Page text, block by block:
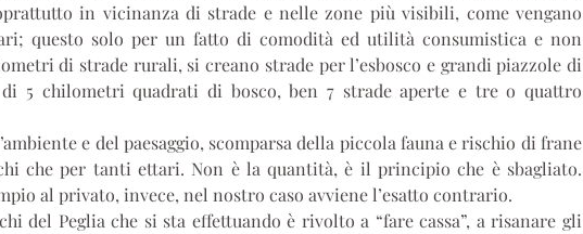
in vicinanza di strade e nelle zone più visibili, come vengano
questo solo per un fatto di comodità ed utilità consumistica e non
di strade rurali, si creano strade per l’esbosco e grandi piazzole di
5 chilometri quadrati di bosco, ben 7 strade aperte e tre o quattro
e del paesaggio, scomparsa della piccola fauna e rischio di frane
che per tanti ettari. Non è la quantità, è il principio che è sbagliato.
al privato, invece, nel nostro caso avviene l’esatto contrario.
del Peglia che si sta effettuando è rivolto a “fare cassa”, a risanare gli